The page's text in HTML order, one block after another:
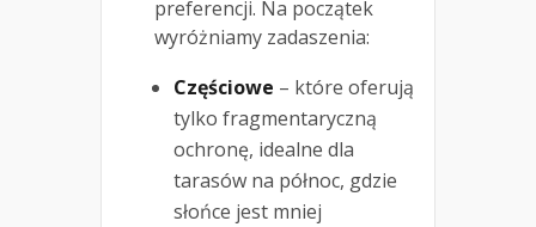
preferencji. Na początek
wyróżniamy zadaszenia:
Częściowe – które oferują
tylko fragmentaryczną
ochronę, idealne dla
tarasów na północ, gdzie
słońce jest mniej